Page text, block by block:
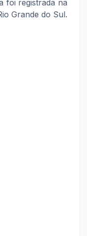
foi registrada na
Grande do Sul.